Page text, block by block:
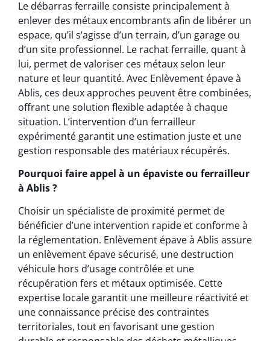
Le débarras ferraille consiste principalement à
enlever des métaux encombrants afin de libérer un
espace, qu’il s’agisse d’un terrain, d’un garage ou
d’un site professionnel. Le rachat ferraille, quant à
lui, permet de valoriser ces métaux selon leur
nature et leur quantité. Avec Enlèvement épave à
Ablis, ces deux approches peuvent être combinées,
offrant une solution flexible adaptée à chaque
situation. L’intervention d’un ferrailleur
expérimenté garantit une estimation juste et une
gestion responsable des matériaux récupérés.
Pourquoi faire appel à un épaviste ou ferrailleur
à Ablis ?
Choisir un spécialiste de proximité permet de
bénéficier d’une intervention rapide et conforme à
la réglementation. Enlèvement épave à Ablis assure
un enlèvement épave sécurisé, une destruction
véhicule hors d’usage contrôlée et une
récupération fers et métaux optimisée. Cette
expertise locale garantit une meilleure réactivité et
une connaissance précise des contraintes
territoriales, tout en favorisant une gestion